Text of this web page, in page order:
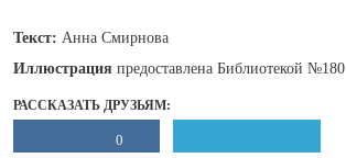
Текст: Анна Смирнова
Иллюстрация предоставлена Библиотекой №180
РАССКАЗАТЬ ДРУЗЬЯМ:
0